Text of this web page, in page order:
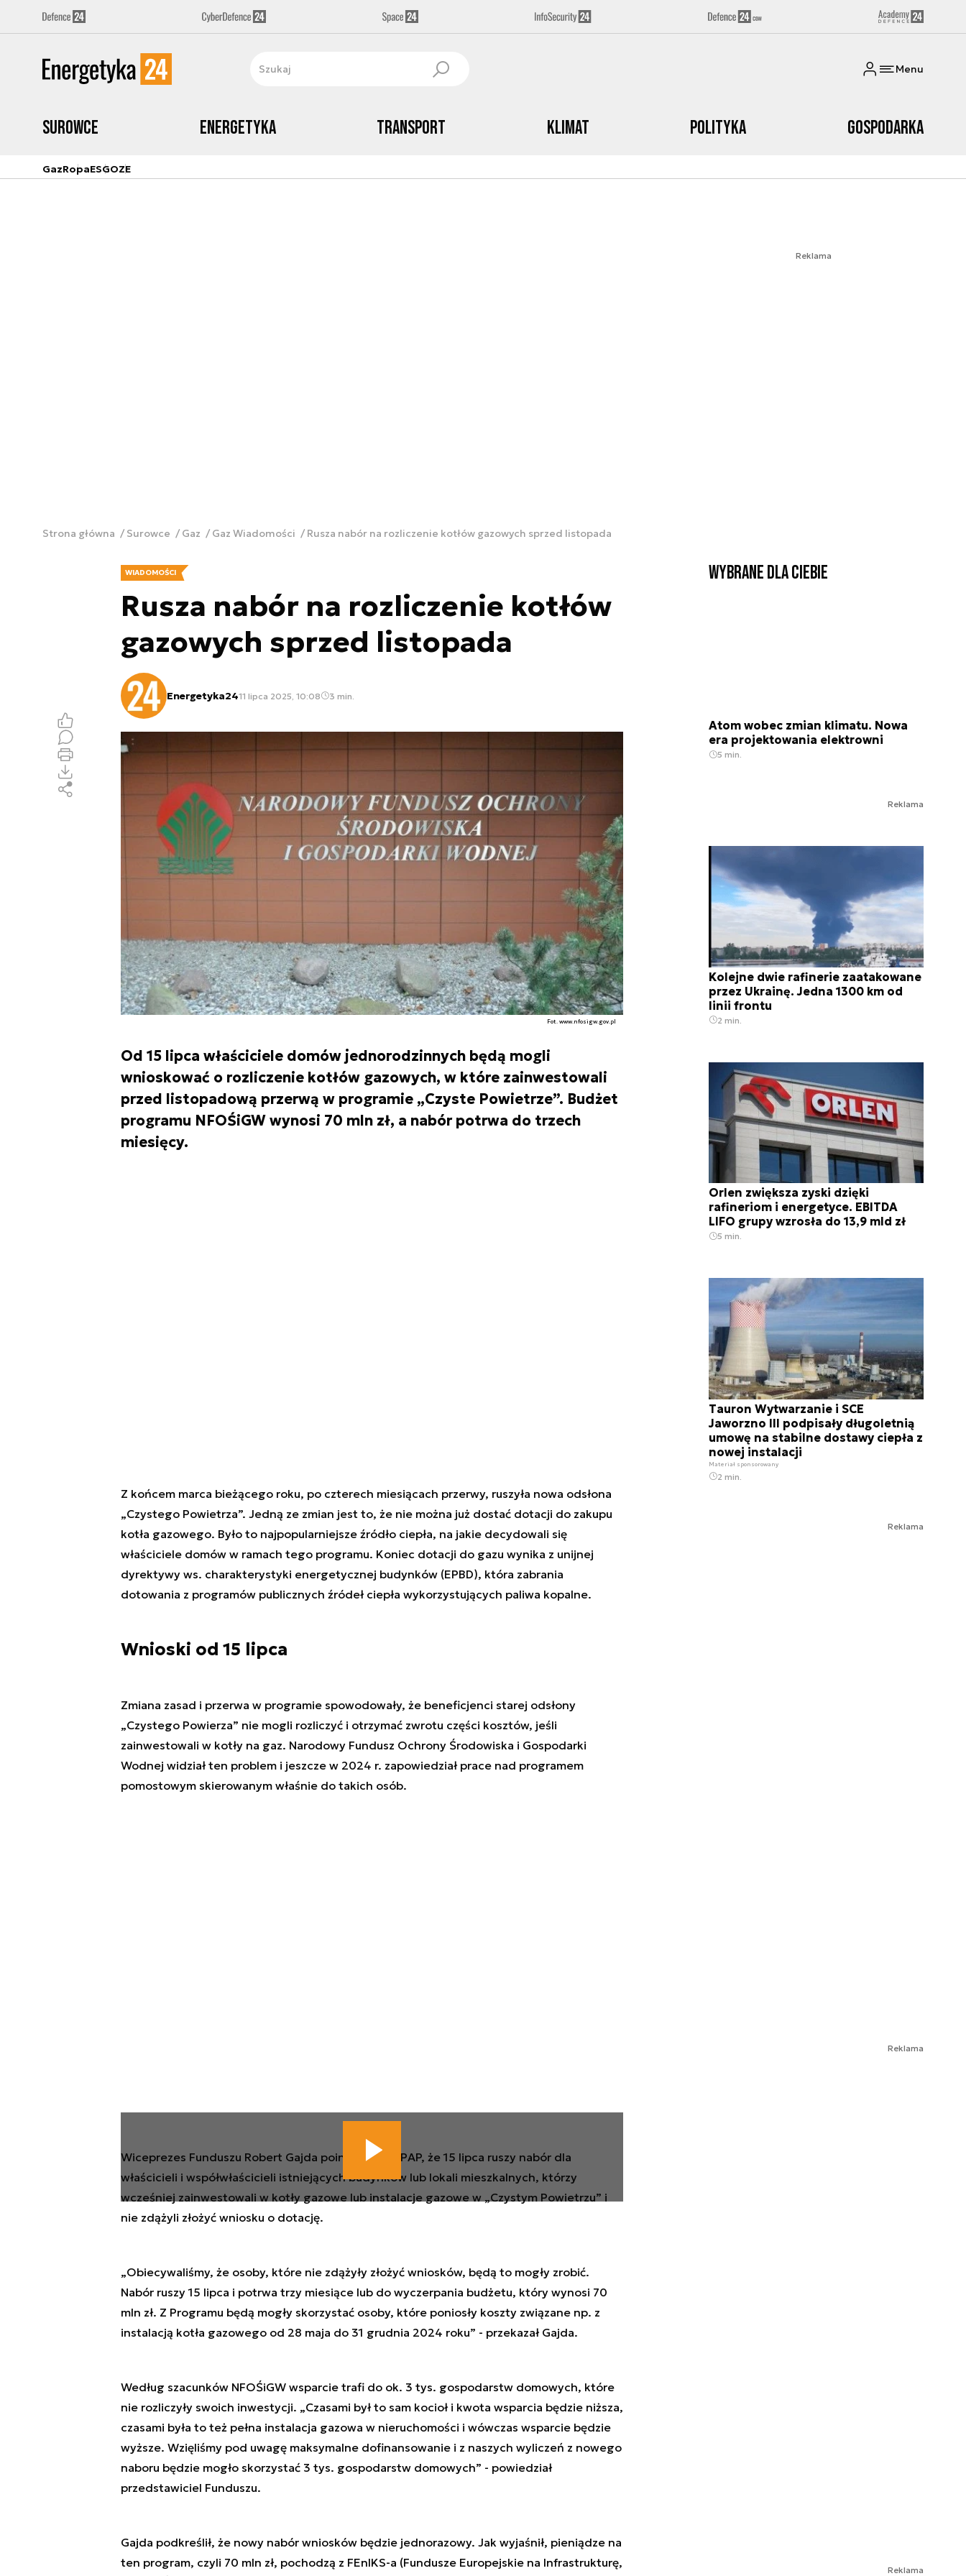
Menu
Surowce Energetyka Transport Klimat Polityka Gospodarka
GazRopaESGOZE
Reklama
Strona główna Surowce Gaz Gaz Wiadomości Rusza nabór na rozliczenie kotłów gazowych sprzed listopada
WIADOMOŚCI
Rusza nabór na rozliczenie kotłów
gazowych sprzed listopada
Energetyka2411 lipca 2025, 10:08 3 min.
Fot. www.nfosigw.gov.pl
Od 15 lipca właściciele domów jednorodzinnych będą mogli
wnioskować o rozliczenie kotłów gazowych, w które zainwestowali
przed listopadową przerwą w programie „Czyste Powietrze”. Budżet
programu NFOŚiGW wynosi 70 mln zł, a nabór potrwa do trzech
miesięcy.
Z końcem marca bieżącego roku, po czterech miesiącach przerwy, ruszyła nowa odsłona
„Czystego Powietrza”. Jedną ze zmian jest to, że nie można już dostać dotacji do zakupu
kotła gazowego. Było to najpopularniejsze źródło ciepła, na jakie decydowali się
właściciele domów w ramach tego programu. Koniec dotacji do gazu wynika z unijnej
dyrektywy ws. charakterystyki energetycznej budynków (EPBD), która zabrania
dotowania z programów publicznych źródeł ciepła wykorzystujących paliwa kopalne.
Wnioski od 15 lipca
Zmiana zasad i przerwa w programie spowodowały, że beneficjenci starej odsłony
„Czystego Powierza” nie mogli rozliczyć i otrzymać zwrotu części kosztów, jeśli
zainwestowali w kotły na gaz. Narodowy Fundusz Ochrony Środowiska i Gospodarki
Wodnej widział ten problem i jeszcze w 2024 r. zapowiedział prace nad programem
pomostowym skierowanym właśnie do takich osób.
Wiceprezes Funduszu Robert Gajda poinformował PAP, że 15 lipca ruszy nabór dla
właścicieli i współwłaścicieli istniejących budynków lub lokali mieszkalnych, którzy
wcześniej zainwestowali w kotły gazowe lub instalacje gazowe w „Czystym Powietrzu” i
nie zdążyli złożyć wniosku o dotację.
„Obiecywaliśmy, że osoby, które nie zdążyły złożyć wniosków, będą to mogły zrobić.
Nabór ruszy 15 lipca i potrwa trzy miesiące lub do wyczerpania budżetu, który wynosi 70
mln zł. Z Programu będą mogły skorzystać osoby, które poniosły koszty związane np. z
instalacją kotła gazowego od 28 maja do 31 grudnia 2024 roku” - przekazał Gajda.
Według szacunków NFOŚiGW wsparcie trafi do ok. 3 tys. gospodarstw domowych, które
nie rozliczyły swoich inwestycji. „Czasami był to sam kocioł i kwota wsparcia będzie niższa,
czasami była to też pełna instalacja gazowa w nieruchomości i wówczas wsparcie będzie
wyższe. Wzięliśmy pod uwagę maksymalne dofinansowanie i z naszych wyliczeń z nowego
naboru będzie mogło skorzystać 3 tys. gospodarstw domowych” - powiedział
przedstawiciel Funduszu.
Gajda podkreślił, że nowy nabór wniosków będzie jednorazowy. Jak wyjaśnił, pieniądze na
ten program, czyli 70 mln zł, pochodzą z FEnIKS-a (Fundusze Europejskie na Infrastrukturę,
Wybrane dla Ciebie
Atom wobec zmian klimatu. Nowa
era projektowania elektrowni
5 min.
Reklama
Kolejne dwie rafinerie zaatakowane
przez Ukrainę. Jedna 1300 km od
linii frontu
2 min.
Orlen zwiększa zyski dzięki
rafineriom i energetyce. EBITDA
LIFO grupy wzrosła do 13,9 mld zł
5 min.
Tauron Wytwarzanie i SCE
Jaworzno III podpisały długoletnią
umowę na stabilne dostawy ciepła z
nowej instalacji
Materiał sponsorowany
2 min.
Reklama
Reklama
Reklama